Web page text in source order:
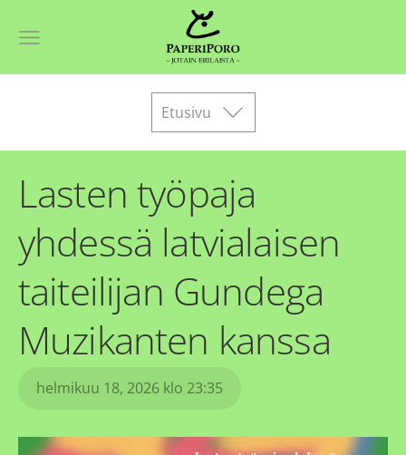
Etusivu
Lasten työpaja
yhdessä latvialaisen
taiteilijan Gundega
Muzikanten kanssa
helmikuu 18, 2026 klo 23:35